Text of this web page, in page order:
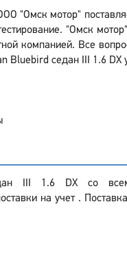
"Омск мотор"
"Омск
компанией. Все
Bluebird седан III 1.6 DX
III 1.6 DX со
на учет .